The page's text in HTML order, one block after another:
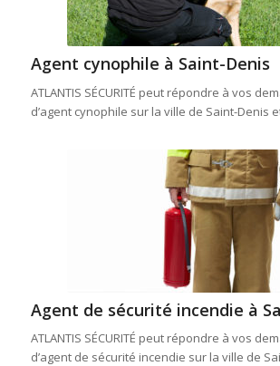
Agent cynophile à Saint-Denis
ATLANTIS SÉCURITÉ peut répondre à vos
d’agent cynophile sur la ville de Saint-Denis
Agent de sécurité incendie à
ATLANTIS SÉCURITÉ peut répondre à vos
d’agent de sécurité incendie sur la ville de